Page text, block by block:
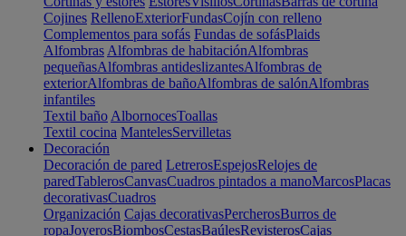
Cojines RellenoExteriorFundasCojín con relleno
Complementos para sofás Fundas de sofásPlaids
Alfombras Alfombras de habitaciónAlfombras
pequeñasAlfombras antideslizantesAlfombras de
exteriorAlfombras de bañoAlfombras de salónAlfombras
infantiles
Textil baño AlbornocesToallas
Textil cocina MantelesServilletas
Decoración
Decoración de pared LetrerosEspejosRelojes de
paredTablerosCanvasCuadros pintados a manoMarcosPlacas
decorativasCuadros
Organización Cajas decorativasPercherosBurros de
ropaJoyerosBiombosCestasBaúlesRevisterosCajas